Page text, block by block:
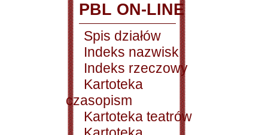
PBL ON-LINE
Spis działów
Indeks nazwisk
Indeks rzeczowy
Kartoteka
czasopism
Kartoteka teatrów